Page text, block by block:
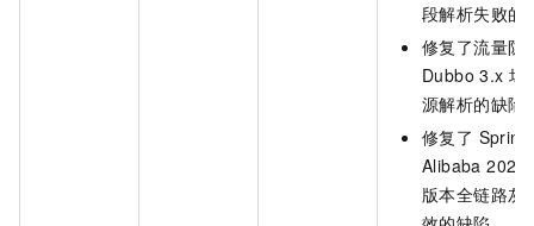
段解析失败的
修复了流量防
Dubbo 3.x 场
源解析的缺陷
修复了
Alibaba 2023
版本全链路灰